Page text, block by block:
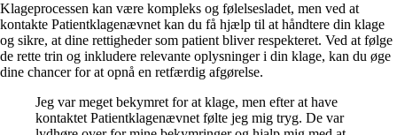
Klageprocessen kan være kompleks og følelsesladet, men ved at
kontakte Patientklagenævnet kan du få hjælp til at håndtere din klage
og sikre, at dine rettigheder som patient bliver respekteret. Ved at følge
de rette trin og inkludere relevante oplysninger i din klage, kan du øge
dine chancer for at opnå en retfærdig afgørelse.
Jeg var meget bekymret for at klage, men efter at have
kontaktet Patientklagenævnet følte jeg mig tryg. De var